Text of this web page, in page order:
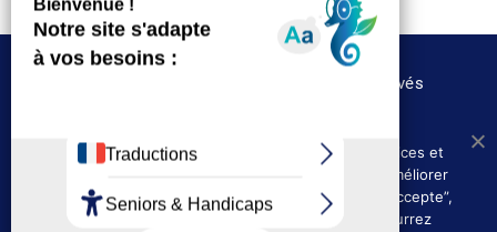
©CCI des Landes 2020 – Tous droits réservés
Où nous trouver
Presse
Politique de confidentialité
Nous utilisons les cookies afin de fournir les services et
fonctionnalités proposés sur notre site et afin d’améliorer
l’expérience de nos utilisateurs. En cliquant sur ”J’accepte”,
vous acceptez l’utilisation des cookies. Vous pourrez